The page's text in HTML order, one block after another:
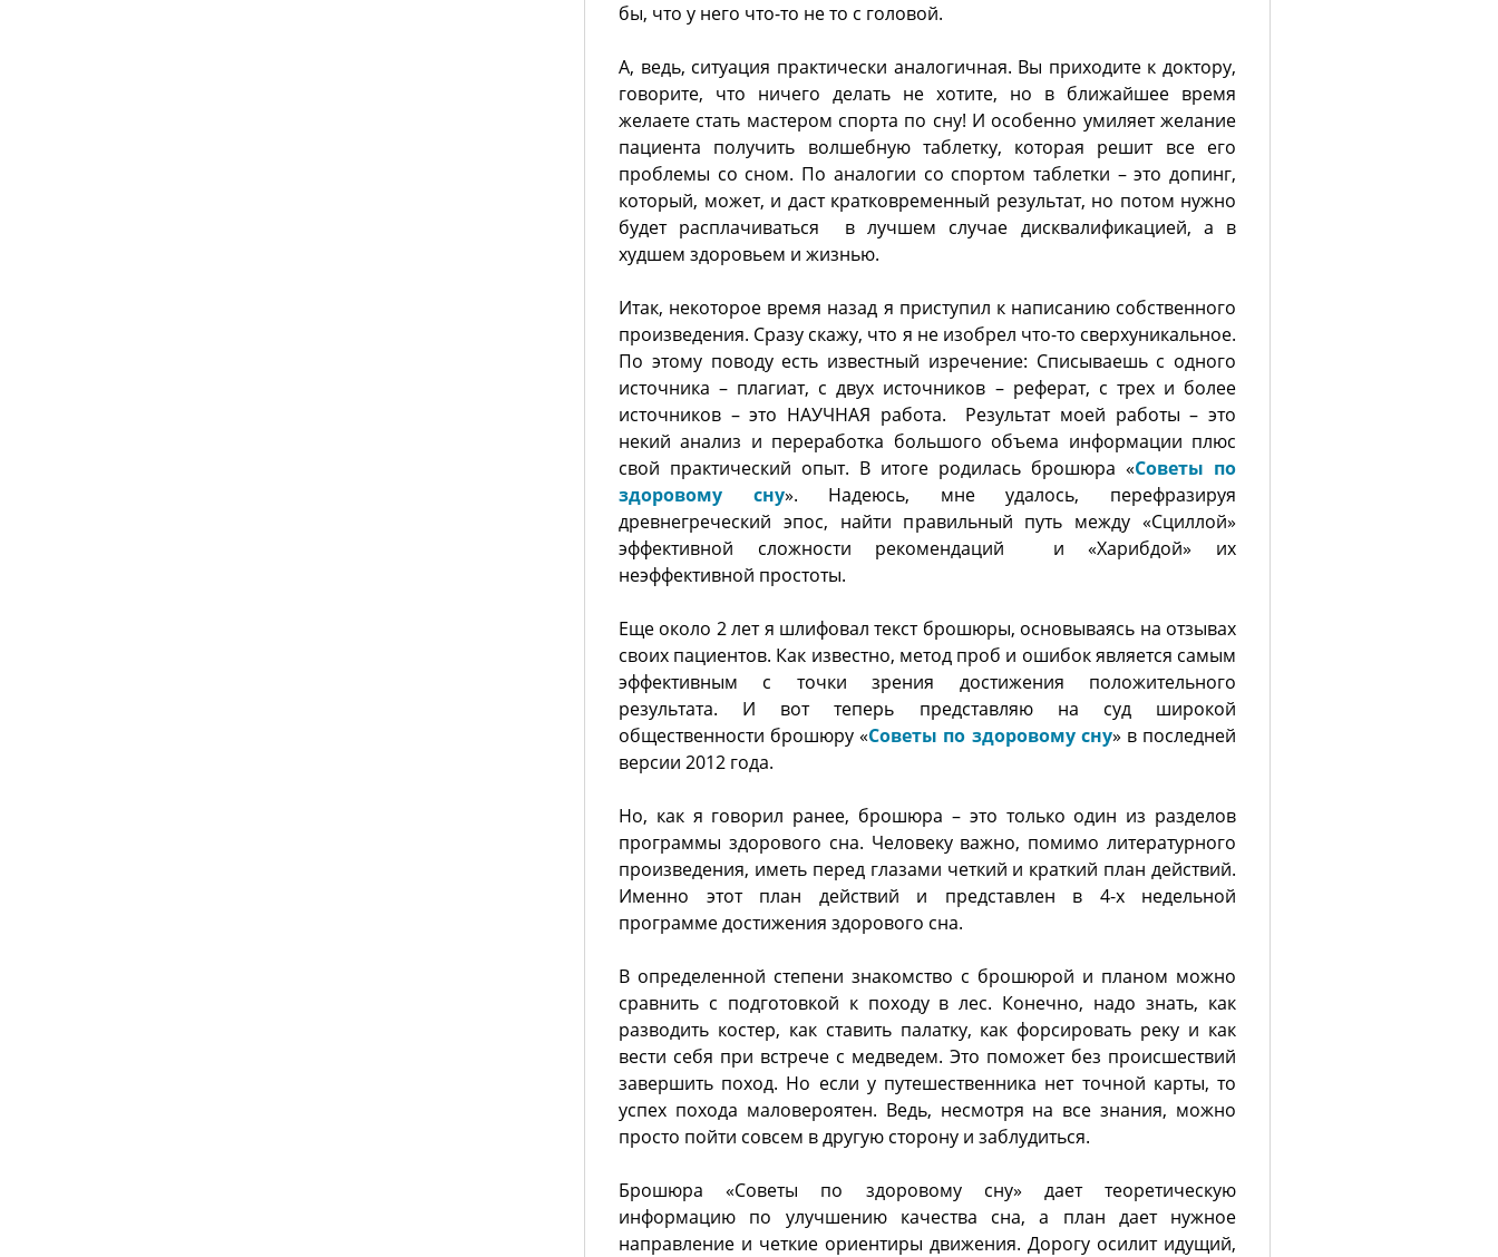
бы, что у него что-то не то с головой.
А, ведь, ситуация практически аналогичная. Вы приходите к доктору,
говорите, что ничего делать не хотите, но в ближайшее время
желаете стать мастером спорта по сну! И особенно умиляет желание
пациента получить волшебную таблетку, которая решит все его
проблемы со сном. По аналогии со спортом таблетки – это допинг,
который, может, и даст кратковременный результат, но потом нужно
будет расплачиваться в лучшем случае дисквалификацией, а в
худшем здоровьем и жизнью.
Итак, некоторое время назад я приступил к написанию собственного
произведения. Сразу скажу, что я не изобрел что-то сверхуникальное.
По этому поводу есть известный изречение: Списываешь с одного
источника – плагиат, с двух источников – реферат, с трех и более
источников – это НАУЧНАЯ работа. Результат моей работы – это
некий анализ и переработка большого объема информации плюс
свой практический опыт. В итоге родилась брошюра «Советы по
здоровому сну». Надеюсь, мне удалось, перефразируя
древнегреческий эпос, найти правильный путь между «Сциллой»
эффективной сложности рекомендаций и «Харибдой» их
неэффективной простоты.
Еще около 2 лет я шлифовал текст брошюры, основываясь на отзывах
своих пациентов. Как известно, метод проб и ошибок является самым
эффективным с точки зрения достижения положительного
результата. И вот теперь представляю на суд широкой
общественности брошюру «Советы по здоровому сну» в последней
версии 2012 года.
Но, как я говорил ранее, брошюра – это только один из разделов
программы здорового сна. Человеку важно, помимо литературного
произведения, иметь перед глазами четкий и краткий план действий.
Именно этот план действий и представлен в 4-х недельной
программе достижения здорового сна.
В определенной степени знакомство с брошюрой и планом можно
сравнить с подготовкой к походу в лес. Конечно, надо знать, как
разводить костер, как ставить палатку, как форсировать реку и как
вести себя при встрече с медведем. Это поможет без происшествий
завершить поход. Но если у путешественника нет точной карты, то
успех похода маловероятен. Ведь, несмотря на все знания, можно
просто пойти совсем в другую сторону и заблудиться.
Брошюра «Советы по здоровому сну» дает теоретическую
информацию по улучшению качества сна, а план дает нужное
направление и четкие ориентиры движения. Дорогу осилит идущий,